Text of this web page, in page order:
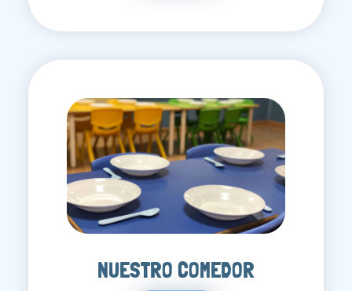
NUESTRO COMEDOR